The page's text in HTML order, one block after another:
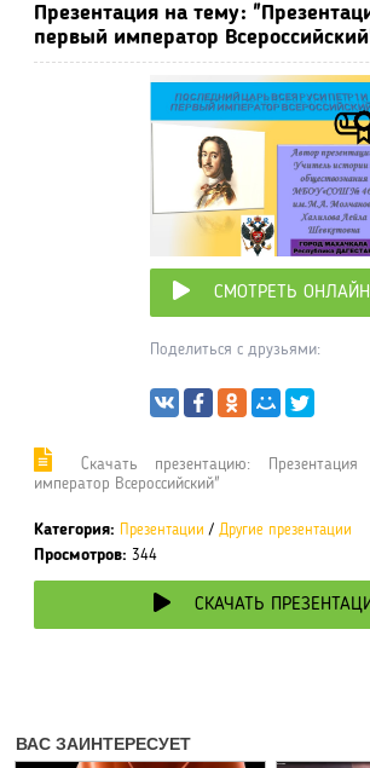
Презентация на тему:
первый император
СМОТРЕТЬ ОНЛАЙН
Поделиться с друзьями:
Cкачать презентацию:
император Всероссийский"
Категория: Презентации / Другие презентации
Просмотров: 344
СКАЧАТЬ